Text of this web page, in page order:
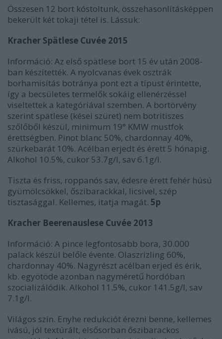
Összesen 12 bort kóstoltunk, összehasonlításképpen
bekerült két tokaji tétel is. Lássuk:
Kracher Spätlese Cuvée 2015
Információ: Az első spätlese bort 15 év után 2008-
ban készítették. A nyolcvanas évek osztrák
borhamisítás botránya pont ezt a típust érintette,
így a becsületes termelők sokáig ellenérzéssel
viseltettek a kategóriával szemben. A bortörvény
szerint spätlese (kései szüret) nem botritiszes
szőlőből készül, minimum 19° KMW mustfok
érettségben. Pinot blanc 50%, chardonnay 40%,
szürkebarát 10%. Acélban erjedt és érett 5 hónapig.
Alkohol 10.5%, cukor 53.7g/l, sav 6.1g/l.
Tiszta és friss, roppanós sav, édesre érett fehér húsú
gyümölcsökkel, őszibarackkal, licsivel, szép
tisztasággal. Kellemes, itatja magát. 5p
Kracher Beerenauslese Cuvée 2013
Információ: A pince legfontosabb bora, 30.000
palack készül belőle évente. Olaszrizling 60%,
chardonnay 40%. Nagyrészt acélban erjed és érik,
kb. egyötöde azonban nagyméretű hordóban
szocializálódik. Alkohol 11.5%, cukor 141.5g/l, sav
7.1g/l.
Világos szín. Enyhe redukciót érezni benne, kellemes
ivású, jól textúrált, elsősorban őszibarackos